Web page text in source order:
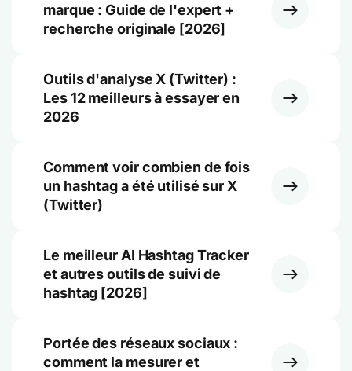
marque : Guide de l'expert +
recherche originale [2026]
Outils d'analyse X (Twitter) :
Les 12 meilleurs à essayer en
2026
Comment voir combien de fois
un hashtag a été utilisé sur X
(Twitter)
Le meilleur AI Hashtag Tracker
et autres outils de suivi de
hashtag [2026]
Portée des réseaux sociaux :
comment la mesurer et